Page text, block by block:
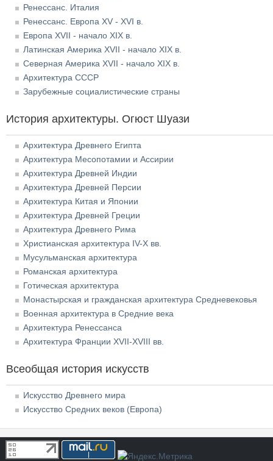
Ренессанс. Италия
Ренессанс. Европа XV - XVI в.
Европа XVII - начало XIX в.
Латинская Америка XVII - начало XIX в.
Северная Америка XVII - начало XIX в.
Архитектура СССР
Зарубежные социалистические страны
История архитектуры. Огюст Шуази
Архитектура Древнего Египта
Архитектура Месопотамии и Ассирии
Архитектура Древней Индии
Архитектура Древней Персии
Архитектура Китая и Японии
Архитектура Древней Греции
Архитектура Древнего Рима
Христианская архитектура IV-X вв.
Мусульманская архитектура
Романская архитектура
Готическая архитектура
Монастырская и гражданская архитектура Средневековья
Военная архитектура в Средние века
Архитектура Ренессанса
Архитектура Франции XVII-XVIII вв.
Всеобщая история искусств
Искусство Древнего мира
Искусство Средних веков (Европа)